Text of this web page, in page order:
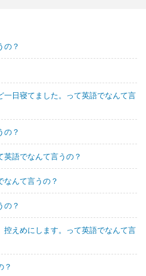
の？
日寝てました。って英語でなんて言
の？
英語でなんて言うの？
なんて言うの？
の？
控えめにします。って英語でなんて言
？